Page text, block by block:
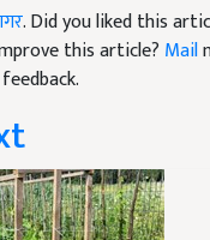
. Did you liked this
this article? Mail